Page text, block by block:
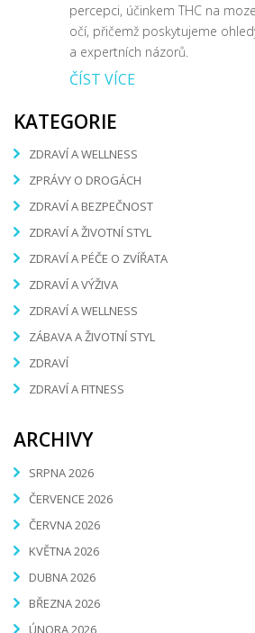
percepci, účinkem THC na
očí, přičemž poskytujeme
a expertních názorů.
ČÍST VÍCE
KATEGORIE
ZDRAVÍ A WELLNESS
ZPRÁVY O DROGÁCH
ZDRAVÍ A BEZPEČNOST
ZDRAVÍ A ŽIVOTNÍ STYL
ZDRAVÍ A PÉČE O ZVÍŘATA
ZDRAVÍ A VÝŽIVA
ZDRAVÍ A WELLNESS
ZÁBAVA A ŽIVOTNÍ STYL
ZDRAVÍ
ZDRAVÍ A FITNESS
ARCHIVY
SRPNA 2026
ČERVENCE 2026
ČERVNA 2026
KVĚTNA 2026
DUBNA 2026
BŘEZNA 2026
ÚNORA 2026